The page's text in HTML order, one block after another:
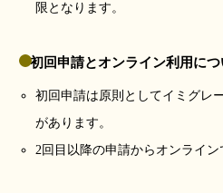
限となります。
初回申請とオンライン利用に
初回申請は原則としてイミグレ
があります。
2回目以降の申請からオンライン